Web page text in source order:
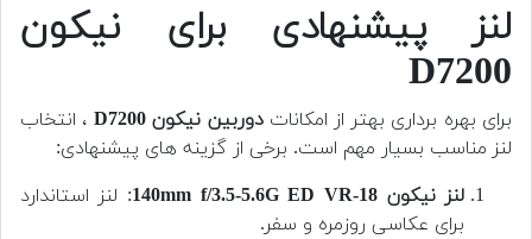
لنز پیشنهادی برای نیکون
D7200
برای بهره برداری بهتر از امکاناتدوربین نیکون D7200
، انتخاب
لنز مناسب بسیار مهم است. برخی از گزینه های پیشنهادی:
لنز نیکون 18-140mm f/3.5-5.6G ED VR
: لنز استاندارد
برای عکاسی روزمره و سفر.